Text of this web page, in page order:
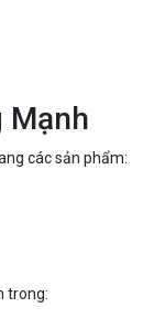
Mạnh
các sản phẩm:
trong: